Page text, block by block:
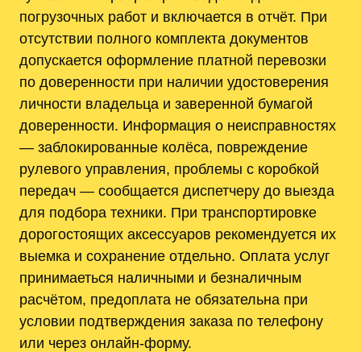
погрузочных работ и включается в отчёт. При
отсутствии полного комплекта документов
допускается оформление платной перевозки
по доверенности при наличии удостоверения
личности владельца и заверенной бумагой
доверенности. Информация о неисправностях
— заблокированные колёса, повреждение
рулевого управления, проблемы с коробкой
передач — сообщается диспетчеру до выезда
для подбора техники. При транспортировке
дорогостоящих аксессуаров рекомендуется их
выемка и сохранение отдельно. Оплата услуг
принимаеться наличными и безналичным
расчётом, предоплата не обязательна при
условии подтверждения заказа по телефону
или через онлайн-форму.